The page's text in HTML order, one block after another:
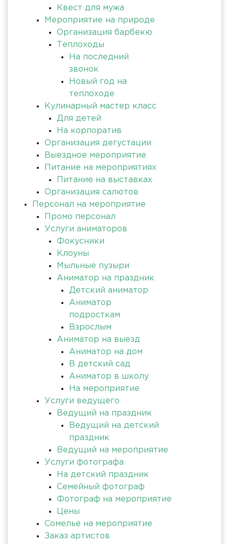
Квест для мужа
Мероприятие на природе
Организация барбекю
Теплоходы
На последний
звонок
Новый год на
теплоходе
Кулинарный мастер класс
Для детей
На корпоратив
Организация дегустации
Выездное мероприятие
Питание на мероприятиях
Питание на выставках
Организация салютов
Персонал на мероприятие
Промо персонал
Услуги аниматоров
Фокусники
Клоуны
Мыльные пузыри
Аниматор на праздник
Детский аниматор
Аниматор
подросткам
Взрослым
Аниматор на выезд
Аниматор на дом
В детский сад
Аниматор в школу
На мероприятие
Услуги ведущего
Ведущий на праздник
Ведущий на детский
праздник
Ведущий на мероприятие
Услуги фотографа
На детский праздник
Семейный фотограф
Фотограф на мероприятие
Цены
Сомелье на мероприятие
Заказ артистов